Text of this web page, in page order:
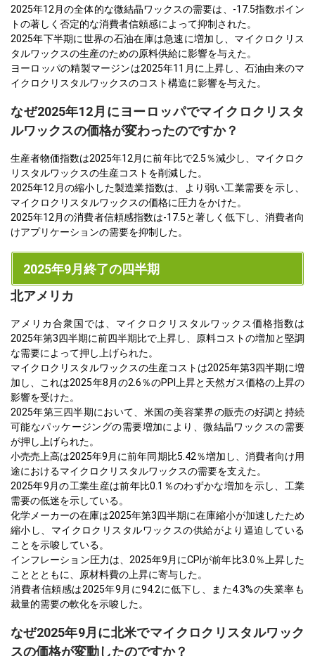
2025年12月の全体的な微結晶ワックスの需要は、-17.5指数ポイン
トの著しく否定的な消費者信頼感によって抑制された。
2025年下半期に世界の石油在庫は急速に増加し、マイクロクリス
タルワックスの生産のための原料供給に影響を与えた。
ヨーロッパの精製マージンは2025年11月に上昇し、石油由来のマ
イクロクリスタルワックスのコスト構造に影響を与えた。
なぜ2025年12月にヨーロッパでマイクロクリスタ
ルワックスの価格が変わったのですか？
生産者物価指数は2025年12月に前年比で2.5％減少し、マイクロク
リスタルワックスの生産コストを削減した。
2025年12月の縮小した製造業指数は、より弱い工業需要を示し、
マイクロクリスタルワックスの価格に圧力をかけた。
2025年12月の消費者信頼感指数は-17.5と著しく低下し、消費者向
けアプリケーションの需要を抑制した。
2025年9月終了の四半期
北アメリカ
アメリカ合衆国では、マイクロクリスタルワックス価格指数は
2025年第3四半期に前四半期比で上昇し、原料コストの増加と堅調
な需要によって押し上げられた。
マイクロクリスタルワックスの生産コストは2025年第3四半期に増
加し、これは2025年8月の2.6％のPPI上昇と天然ガス価格の上昇の
影響を受けた。
2025年第三四半期において、米国の美容業界の販売の好調と持続
可能なパッケージングの需要増加により、微結晶ワックスの需要
が押し上げられた。
小売売上高は2025年9月に前年同期比5.42％増加し、消費者向け用
途におけるマイクロクリスタルワックスの需要を支えた。
2025年9月の工業生産は前年比0.1％のわずかな増加を示し、工業
需要の低迷を示している。
化学メーカーの在庫は2025年第3四半期に在庫縮小が加速したため
縮小し、マイクロクリスタルワックスの供給がより逼迫している
ことを示唆している。
インフレーション圧力は、2025年9月にCPIが前年比3.0％上昇した
こととともに、原材料費の上昇に寄与した。
消費者信頼感は2025年9月に94.2に低下し、また4.3%の失業率も
裁量的需要の軟化を示唆した。
なぜ2025年9月に北米でマイクロクリスタルワック
スの価格が変動したのですか？